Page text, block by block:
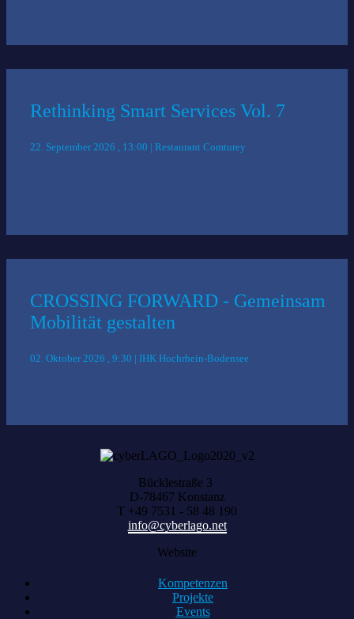
Rethinking Smart Services Vol. 7
22. September 2026 , 13:00 | Restaurant Comturey
CROSSING FORWARD - Gemeinsam
Mobilität gestalten
02. Oktober 2026 , 9:30 | IHK Hochrhein-Bodensee
Bücklestraße 3
D-78467 Konstanz
T +49 7531 - 58 48 190
info@cyberlago.net
Website
Kompetenzen
Projekte
Events